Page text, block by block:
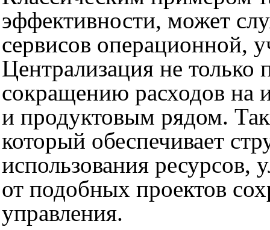
эффективности, может
сервисов операционной,
Централизация не только
сокращению расходов на
и продуктовым рядом.
который обеспечивает
использования ресурсов,
от подобных проектов
управления.